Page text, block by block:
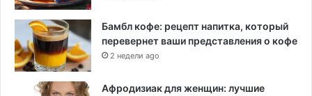
Бамбл кофе: рецепт напитка, который
перевернет ваши представления о кофе
2 недели ago
Афродизиак для женщин: лучшие